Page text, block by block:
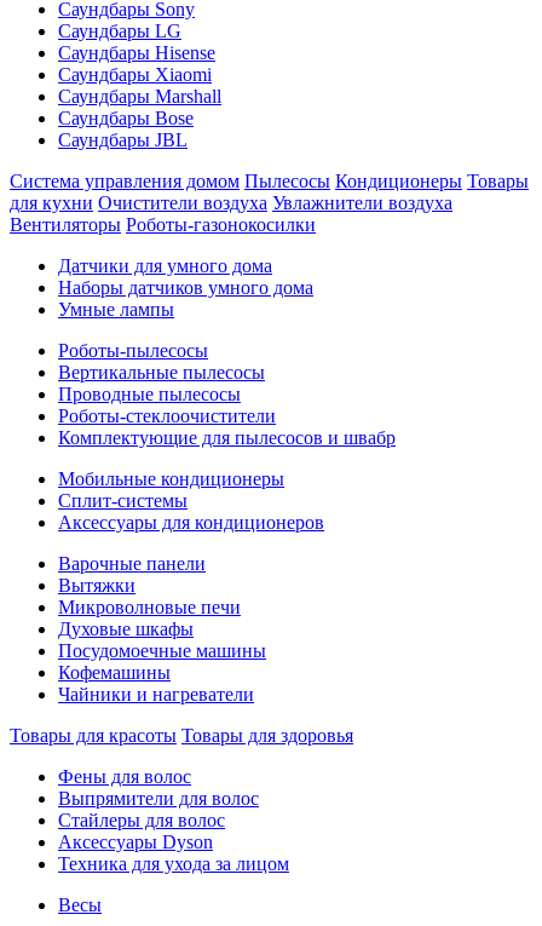
Саундбары Sony
Саундбары LG
Саундбары Hisense
Саундбары Xiaomi
Саундбары Marshall
Саундбары Bose
Саундбары JBL
Система управления домом Пылесосы Кондиционеры Товары
для кухни Очистители воздуха Увлажнители воздуха
Вентиляторы Роботы-газонокосилки
Датчики для умного дома
Наборы датчиков умного дома
Умные лампы
Роботы-пылесосы
Вертикальные пылесосы
Проводные пылесосы
Роботы-стеклоочистители
Комплектующие для пылесосов и швабр
Мобильные кондиционеры
Сплит-системы
Аксессуары для кондиционеров
Варочные панели
Вытяжки
Микроволновые печи
Духовые шкафы
Посудомоечные машины
Кофемашины
Чайники и нагреватели
Товары для красоты Товары для здоровья
Фены для волос
Выпрямители для волос
Стайлеры для волос
Аксессуары Dyson
Техника для ухода за лицом
Весы